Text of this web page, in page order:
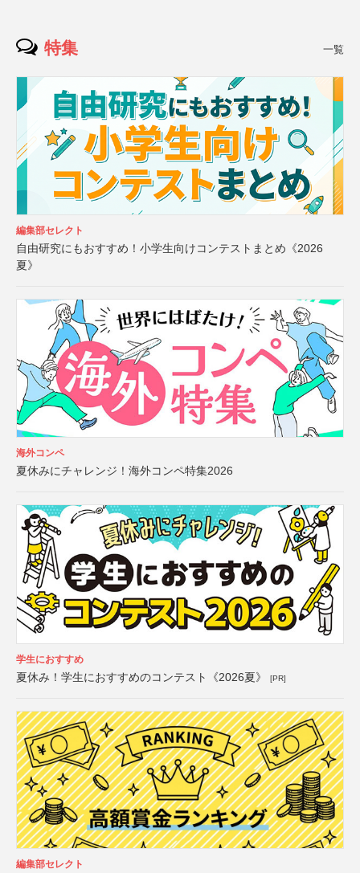
特集 一覧
編集部セレクト
自由研究にもおすすめ！小学生向けコンテストまとめ《2026
夏》
海外コンペ
夏休みにチャレンジ！海外コンペ特集2026
学生におすすめ
夏休み！学生におすすめのコンテスト《2026夏》 [PR]
編集部セレクト